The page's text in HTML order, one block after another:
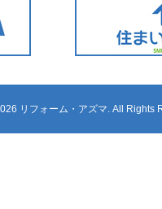
リフォーム・アズマ. All Rights